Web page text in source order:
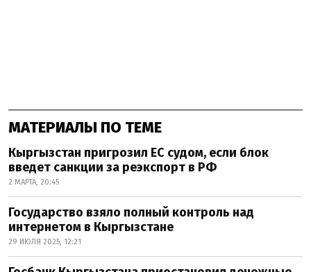
МАТЕРИАЛЫ ПО ТЕМЕ
Кыргызстан пригрозил ЕС судом, если блок
введет санкции за реэкспорт в РФ
2 МАРТА, 20:45
Государство взяло полный контроль над
интернетом в Кыргызстане
29 ИЮЛЯ 2025, 12:21